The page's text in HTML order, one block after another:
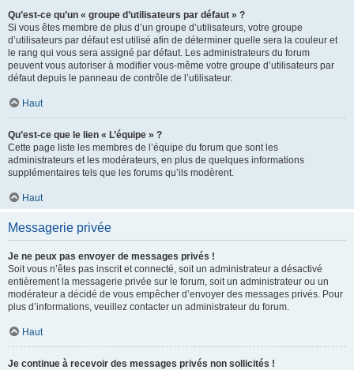
Qu’est-ce qu’un « groupe d’utilisateurs par défaut » ?
Si vous êtes membre de plus d’un groupe d’utilisateurs, votre groupe
d’utilisateurs par défaut est utilisé afin de déterminer quelle sera la couleur et
le rang qui vous sera assigné par défaut. Les administrateurs du forum
peuvent vous autoriser à modifier vous-même votre groupe d’utilisateurs par
défaut depuis le panneau de contrôle de l’utilisateur.
Haut
Qu’est-ce que le lien « L’équipe » ?
Cette page liste les membres de l’équipe du forum que sont les
administrateurs et les modérateurs, en plus de quelques informations
supplémentaires tels que les forums qu’ils modèrent.
Haut
Messagerie privée
Je ne peux pas envoyer de messages privés !
Soit vous n’êtes pas inscrit et connecté, soit un administrateur a désactivé
entièrement la messagerie privée sur le forum, soit un administrateur ou un
modérateur a décidé de vous empêcher d’envoyer des messages privés. Pour
plus d’informations, veuillez contacter un administrateur du forum.
Haut
Je continue à recevoir des messages privés non sollicités !